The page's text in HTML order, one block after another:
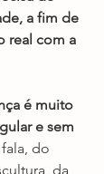
a fim de
real com a
é muito
e sem
do
da